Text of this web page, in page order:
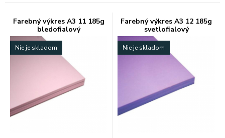
Farebný výkres A3 11 185g
bledofialový
Nie je skladom
Farebný výkres A3 12 185g
svetlofialový
Nie je skladom